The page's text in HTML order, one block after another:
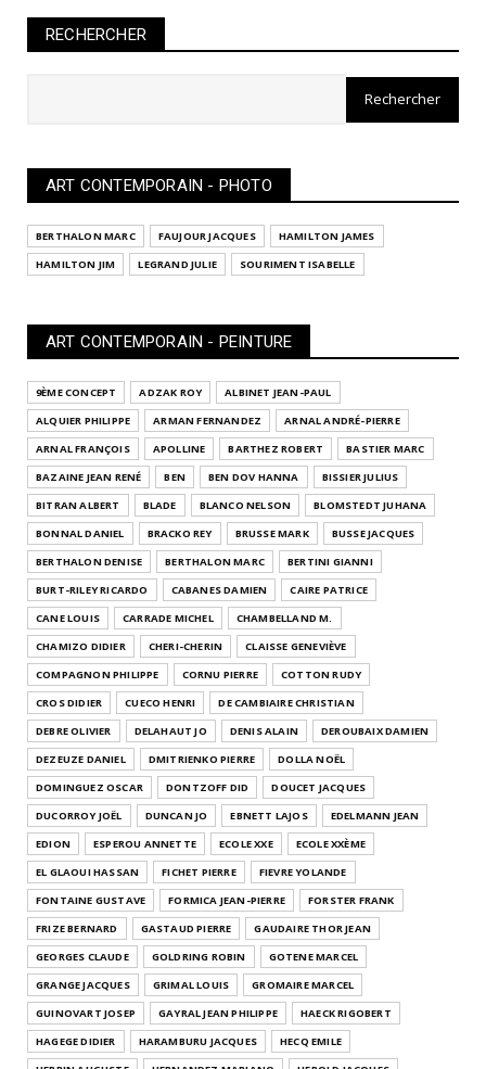
RECHERCHER
ART CONTEMPORAIN - PHOTO
BERTHALON MARC FAUJOUR JACQUES
HAMILTON JAMES
HAMILTON JIM
LEGRAND JULIE SOURIMENT ISABELLE
ART CONTEMPORAIN - PEINTURE
9ÈME CONCEPT ADZAK ROY
ALBINET JEAN-PAUL
ALQUIER PHILIPPE
ARMAN FERNANDEZ
ARNAL ANDRÉ-PIERRE
ARNAL FRANÇOIS
APOLLINE BARTHEZ ROBERT
BASTIER MARC
BAZAINE JEAN RENÉ
BEN BEN DOV HANNA
BISSIER JULIUS
BITRAN ALBERT
BLADE BLANCO NELSON
BLOMSTEDT JUHANA
BONNAL DANIEL
BRACKO REY BRUSSE MARK
BUSSE JACQUES
BERTHALON DENISE
BERTHALON MARC
BERTINI GIANNI
BURT-RILEY RICARDO
CABANES DAMIEN
CAIRE PATRICE
CANE LOUIS
CARRADE MICHEL
CHAMBELLAND M.
CHAMIZO DIDIER
CHERI-CHERIN
CLAISSE GENEVIÈVE
COMPAGNON PHILIPPE
CORNU PIERRE
COTTON RUDY
CROS DIDIER
CUECO HENRI
DE CAMBIAIRE CHRISTIAN
DEBRE OLIVIER
DELAHAUT JO DENIS ALAIN
DEROUBAIX DAMIEN
DEZEUZE DANIEL
DMITRIENKO PIERRE
DOLLA NOËL
DOMINGUEZ OSCAR
DONTZOFF DID
DOUCET JACQUES
DUCORROY JOËL
DUNCAN JO EBNETT LAJOS
EDELMANN JEAN
EDION
ESPEROU ANNETTE ECOLE XXE
ECOLE XXÈME
EL GLAOUI HASSAN
FICHET PIERRE
FIEVRE YOLANDE
FONTAINE GUSTAVE
FORMICA JEAN-PIERRE
FORSTER FRANK
FRIZE BERNARD
GASTAUD PIERRE
GAUDAIRE THOR JEAN
GEORGES CLAUDE
GOLDRING ROBIN
GOTENE MARCEL
GRANGE JACQUES
GRIMAL LOUIS
GROMAIRE MARCEL
GUINOVART JOSEP
GAYRAL JEAN PHILIPPE
HAECK RIGOBERT
HAGEGE DIDIER
HARAMBURU JACQUES
HECQ EMILE